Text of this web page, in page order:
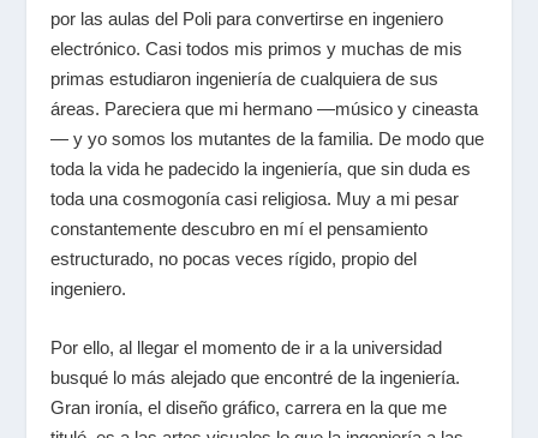
por las aulas del Poli para convertirse en ingeniero
electrónico. Casi todos mis primos y muchas de mis
primas estudiaron ingeniería de cualquiera de sus
áreas. Pareciera que mi hermano —músico y cineasta
— y yo somos los mutantes de la familia. De modo que
toda la vida he padecido la ingeniería, que sin duda es
toda una cosmogonía casi religiosa. Muy a mi pesar
constantemente descubro en mí el pensamiento
estructurado, no pocas veces rígido, propio del
ingeniero.
Por ello, al llegar el momento de ir a la universidad
busqué lo más alejado que encontré de la ingeniería.
Gran ironía, el diseño gráfico, carrera en la que me